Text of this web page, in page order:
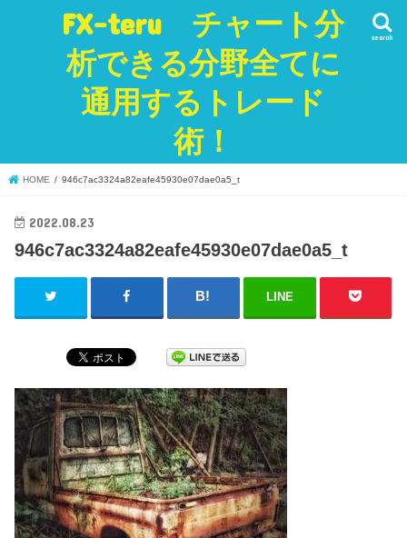
FX-teru チャート分
析できる分野全てに
通用するトレード
術！
search
HOME 946c7ac3324a82eafe45930e07dae0a5_t
2022.08.23
946c7ac3324a82eafe45930e07dae0a5_t
LINE